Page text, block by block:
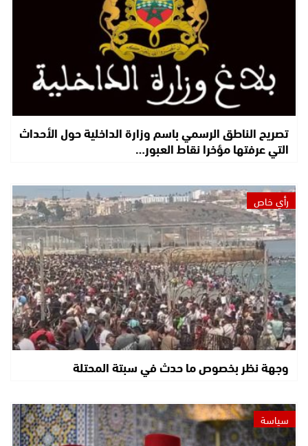
تصريح الناطق الرسمي باسم وزارة الداخلية حول الأحداث
التي عرفتها مؤخرا نقاط العبور…
رأي خاص
وجهة نظر بخصوص ما حدث في سبتة المحتلة
سياسة